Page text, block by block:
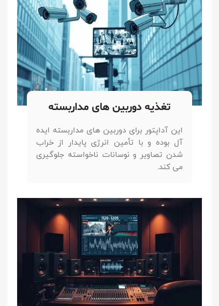
تغذیه دوربین های مداربسته
این آداپتور برای دوربین های مداربسته ایده
آل بوده و با تأمین انرژی پایدار از خراب
شدن تصاویر و نوسانات ناخواسته جلوگیری
می کند.